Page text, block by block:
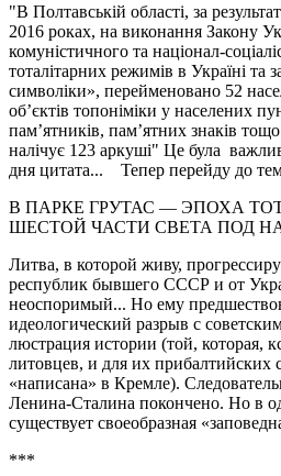
"В Полтавській області, за
2016 роках, на виконання Закону
комуністичного та націонал-
тоталітарних режимів в Україні та
символіки», перейменовано 52
об’єктів топоніміки у населених
пам’ятників, пам’ятних знаків
налічує 123 аркуші" Це була
дня цитата... Тепер перейду до
В ПАРКЕ ГРУТАС — ЭПОХА
ШЕСТОЙ ЧАСТИ СВЕТА ПОД
Литва, в которой живу,
республик бывшего СССР и от
неоспоримый... Но ему
идеологический разрыв с
люстрация истории (той, которая,
литовцев, и для их прибалтийских
«написана» в Кремле).
Ленина-Сталина покончено. Но в
существует своеобразная
***